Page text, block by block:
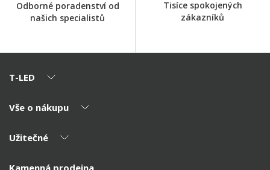
Odborné poradenství od
našich specialistů
Tisíce spokojených
zákazníků
T-LED
O nás
Kontakty
Vše o nákupu
Výhody T-LED
Užitečné
Kamenná prodejna